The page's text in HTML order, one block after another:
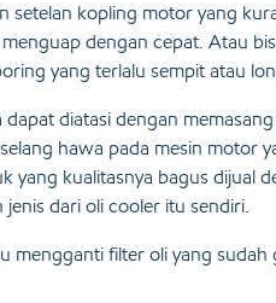
setelan kopling motor yang
dengan cepat. Atau
yang terlalu sempit atau
dapat diatasi dengan
hawa pada mesin motor
yang kualitasnya bagus dijual
dari oli cooler itu sendiri.
mengganti filter oli yang